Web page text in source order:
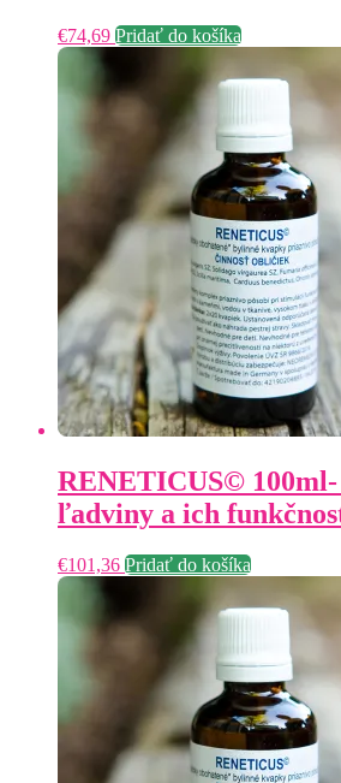
€74,69 Pridať do košíka
RENETICUS©
ľadviny a ich
€101,36 Pridať do košíka